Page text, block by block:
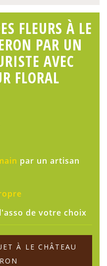
FLEURS À LE
PAR UN
AVEC
FLORAL
par un artisan
de votre choix
À LE CHÂTEAU